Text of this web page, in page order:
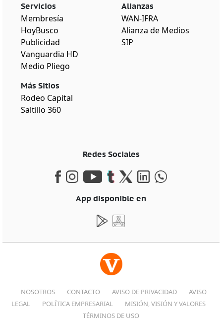
Servicios
Membresía
HoyBusco
Publicidad
Vanguardia HD
Medio Pliego
Más Sitios
Rodeo Capital
Saltillo 360
Alianzas
WAN-IFRA
Alianza de Medios
SIP
Redes Sociales
App disponible en
NOSOTROS CONTACTO AVISO DE PRIVACIDAD
AVISO
LEGAL
POLÍTICA EMPRESARIAL
MISIÓN, VISIÓN Y VALORES
TÉRMINOS DE USO